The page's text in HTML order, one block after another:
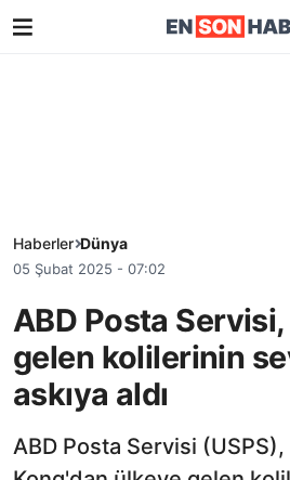
Haberler Dünya
05 Şubat 2025 - 07:02
ABD Posta
gelen kolilerinin
askıya aldı
ABD Posta Servisi